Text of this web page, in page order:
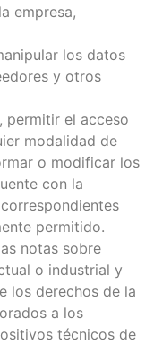
empresa,
los datos
y otros
permitir el acceso
modalidad de
o modificar los
con la
permitido.
notas sobre
o industrial y
los derechos de la
a los
técnicos de